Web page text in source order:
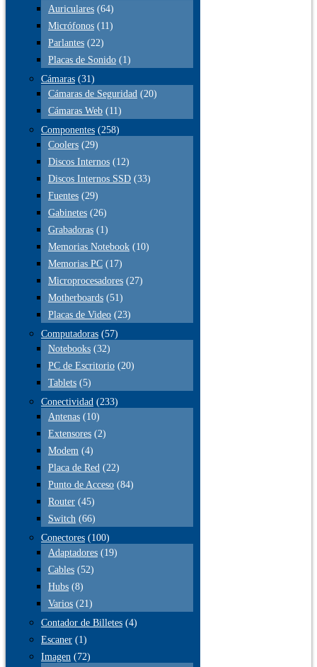
Auriculares (64)
Micrófonos (11)
Parlantes (22)
Placas de Sonido (1)
Cámaras (31)
Cámaras de Seguridad (20)
Cámaras Web (11)
Componentes (258)
Coolers (29)
Discos Internos (12)
Discos Internos SSD (33)
Fuentes (29)
Gabinetes (26)
Grabadoras (1)
Memorias Notebook (10)
Memorias PC (17)
Microprocesadores (27)
Motherboards (51)
Placas de Video (23)
Computadoras (57)
Notebooks (32)
PC de Escritorio (20)
Tablets (5)
Conectividad (233)
Antenas (10)
Extensores (2)
Modem (4)
Placa de Red (22)
Punto de Acceso (84)
Router (45)
Switch (66)
Conectores (100)
Adaptadores (19)
Cables (52)
Hubs (8)
Varios (21)
Contador de Billetes (4)
Escaner (1)
Imagen (72)